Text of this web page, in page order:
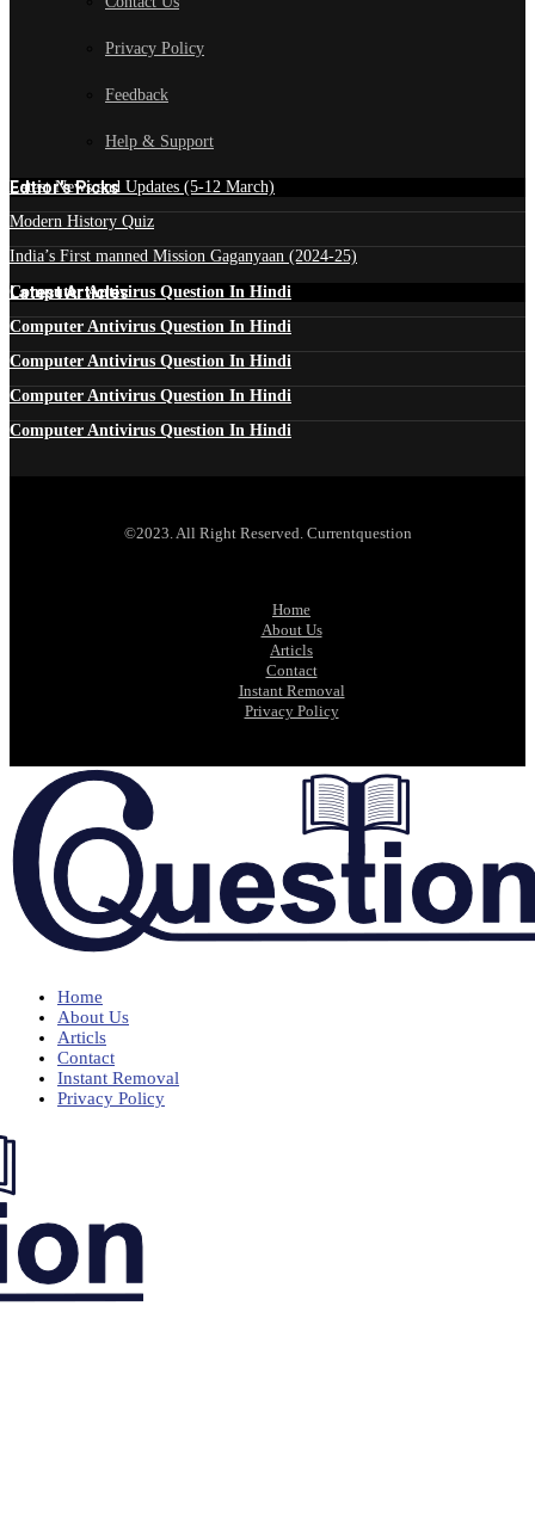
Privacy Policy
Feedback
Help & Support
Edtior's Picks
Latest News and Updates (5-12 March)
Modern History Quiz
India’s First manned Mission Gaganyaan (2024-25)
Latest Articles
Computer Antivirus Question In Hindi
Computer Antivirus Question In Hindi
Computer Antivirus Question In Hindi
Computer Antivirus Question In Hindi
Computer Antivirus Question In Hindi
©2023. All Right Reserved. Currentquestion
Home
About Us
Articls
Contact
Instant Removal
Privacy Policy
Home
About Us
Articls
Contact
Instant Removal
Privacy Policy